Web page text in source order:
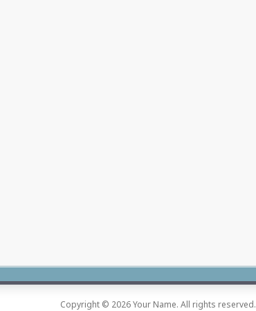
Copyright © 2026 Your Name. All rights reserved.